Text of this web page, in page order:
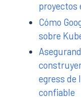
proyectos
Cómo
sobre
egress de
confiable